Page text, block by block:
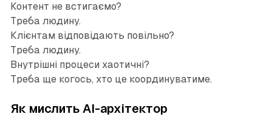
Контент не встигаємо?
Треба людину.
Клієнтам відповідають повільно?
Треба людину.
Внутрішні процеси хаотичні?
Треба ще когось, хто це координуватиме.
Як мислить AI-архітектор